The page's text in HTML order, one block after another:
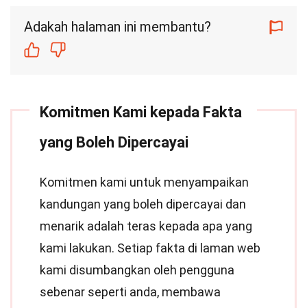
Adakah halaman ini membantu?
Komitmen Kami kepada Fakta
yang Boleh Dipercayai
Komitmen kami untuk menyampaikan
kandungan yang boleh dipercayai dan
menarik adalah teras kepada apa yang
kami lakukan. Setiap fakta di laman web
kami disumbangkan oleh pengguna
sebenar seperti anda, membawa